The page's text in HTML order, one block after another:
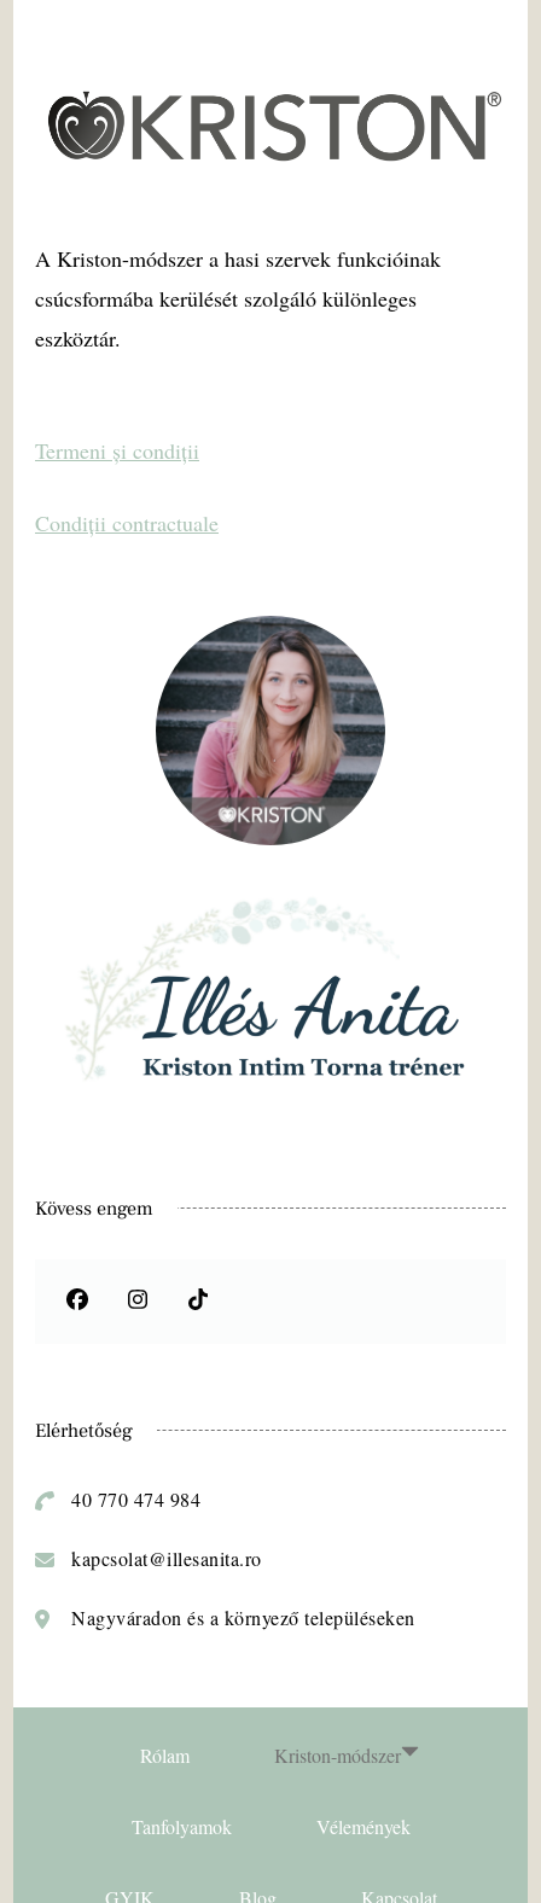
A Kriston-módszer a hasi szervek funkcióinak
csúcsformába kerülését szolgáló különleges
eszköztár.
Termeni și condiții
Condiții contractuale
Kövess engem
Elérhetőség
40 770 474 984
kapcsolat@illesanita.ro
Nagyváradon és a környező településeken
Rólam Kriston-módszer
Tanfolyamok Vélemények
GYIK Blog Kapcsolat
Română